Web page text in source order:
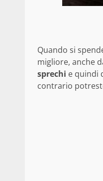
Quando si
migliore, anche
sprechi e quindi
contrario